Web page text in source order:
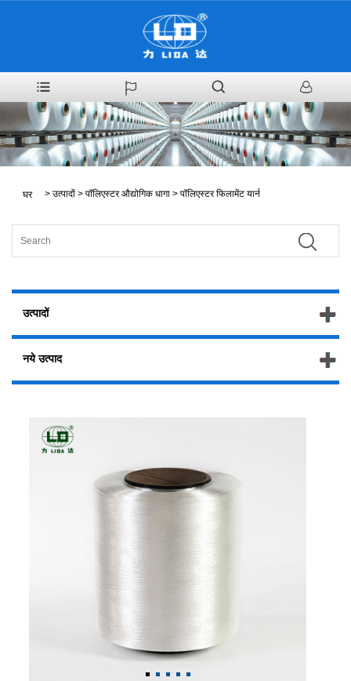
घर > उत्पादों > पॉलिएस्टर औद्योगिक धागा > पॉलिएस्टर फिलामेंट यार्न
उत्पादों
नये उत्पाद